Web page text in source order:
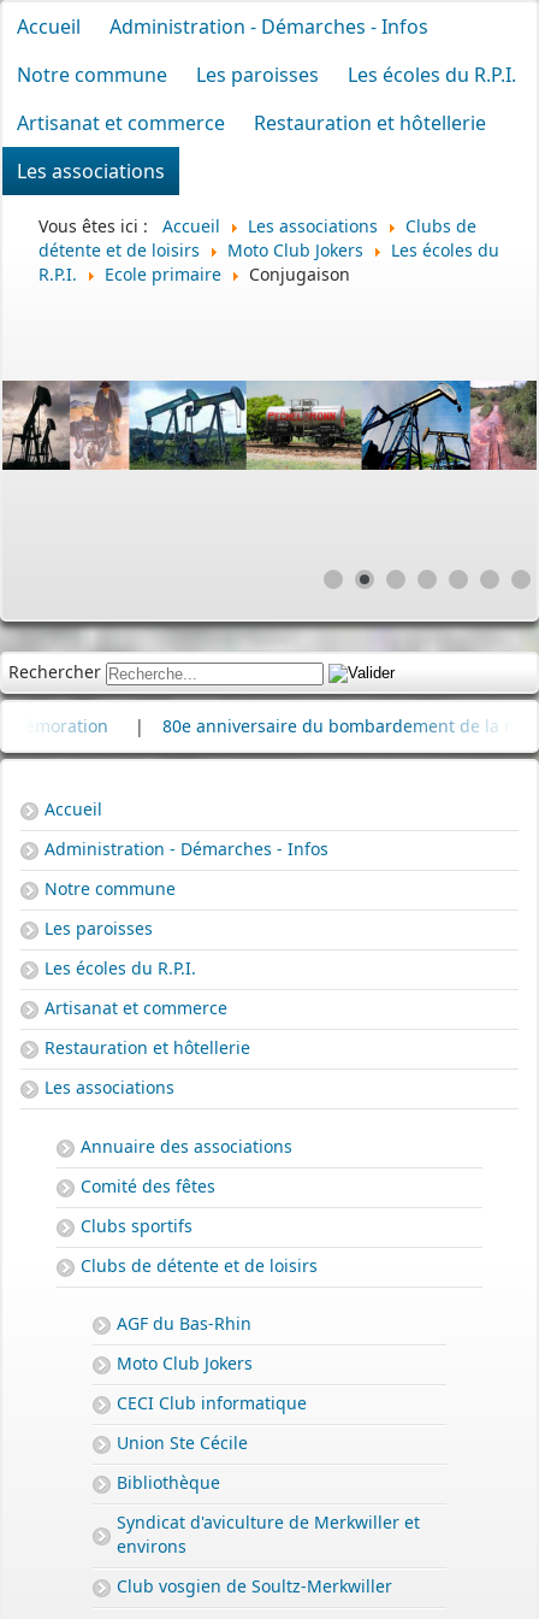
Accueil
Administration - Démarches - Infos
Notre commune
Les paroisses
Les écoles du R.P.I.
Artisanat et commerce
Restauration et hôtellerie
Les associations
Vous êtes ici : Accueil Les associations
Clubs de
détente et de loisirs
Moto Club Jokers
Les écoles du
R.P.I.
Ecole primaire Conjugaison
Rechercher
| 80e anniversaire du bombardement de la raffinerie
Accueil
Administration - Démarches - Infos
Notre commune
Les paroisses
Les écoles du R.P.I.
Artisanat et commerce
Restauration et hôtellerie
Les associations
Annuaire des associations
Comité des fêtes
Clubs sportifs
Clubs de détente et de loisirs
AGF du Bas-Rhin
Moto Club Jokers
CECI Club informatique
Union Ste Cécile
Bibliothèque
Syndicat d'aviculture de Merkwiller et
environs
Club vosgien de Soultz-Merkwiller